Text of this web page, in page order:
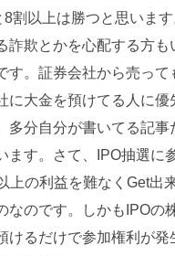
割以上は勝つと思いま
欺とかを心配する方
。証券会社から売っ
大金を預けてる人に優
分自分が書いてる記
す。さて、IPO抽選に
の利益を難なくGet出
のです。しかもIPOの
るだけで参加権利が